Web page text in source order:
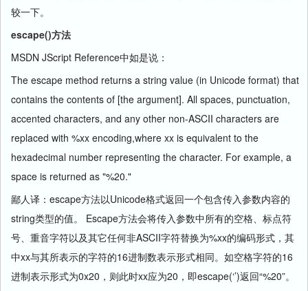
较一下。
escape()方法
MSDN JScript Reference中如是说：
The escape method returns a string value (in Unicode format) that
contains the contents of [the argument]. All spaces, punctuation,
accented characters, and any other non-ASCII characters are
replaced with %xx encoding,where xx is equivalent to the
hexadecimal number representing the character. For example, a
space is returned as "%20."
鄙人译：escape方法以Unicode格式返回一个包含传入参数内容的
string类型的值。 Escape方法会将传入参数中所有的空格、标点符
号、重音字符以及其它任何非ASCII字符替换为%xx的编码形式，其
中xx与其所表示的字符的16进制数表示形式相同。如空格字符的16
进制表示形式为0x20，则此时xx应为20，即escape(‘’)返回“%20”。